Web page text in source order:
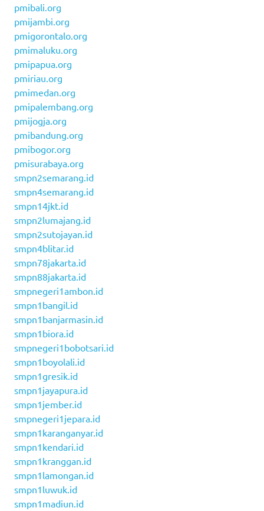
pmibali.org
pmijambi.org
pmigorontalo.org
pmimaluku.org
pmipapua.org
pmiriau.org
pmimedan.org
pmipalembang.org
pmijogja.org
pmibandung.org
pmibogor.org
pmisurabaya.org
smpn2semarang.id
smpn4semarang.id
smpn14jkt.id
smpn2lumajang.id
smpn2sutojayan.id
smpn4blitar.id
smpn78jakarta.id
smpn88jakarta.id
smpnegeri1ambon.id
smpn1bangil.id
smpn1banjarmasin.id
smpn1biora.id
smpnegeri1bobotsari.id
smpn1boyolali.id
smpn1gresik.id
smpn1jayapura.id
smpn1jember.id
smpnegeri1jepara.id
smpn1karanganyar.id
smpn1kendari.id
smpn1kranggan.id
smpn1lamongan.id
smpn1luwuk.id
smpn1madiun.id